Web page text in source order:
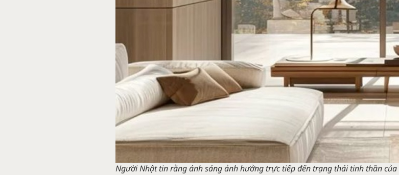
Người Nhật tin rằng ánh sáng ảnh hưởng trực tiếp đến trạng thái tinh thần